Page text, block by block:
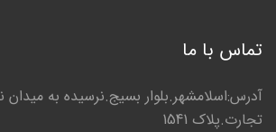
تماس با ما
آدرس:اسلامشهر.بلوار بسیج.نرسیده به میدان
تجارت.پلاک 1541